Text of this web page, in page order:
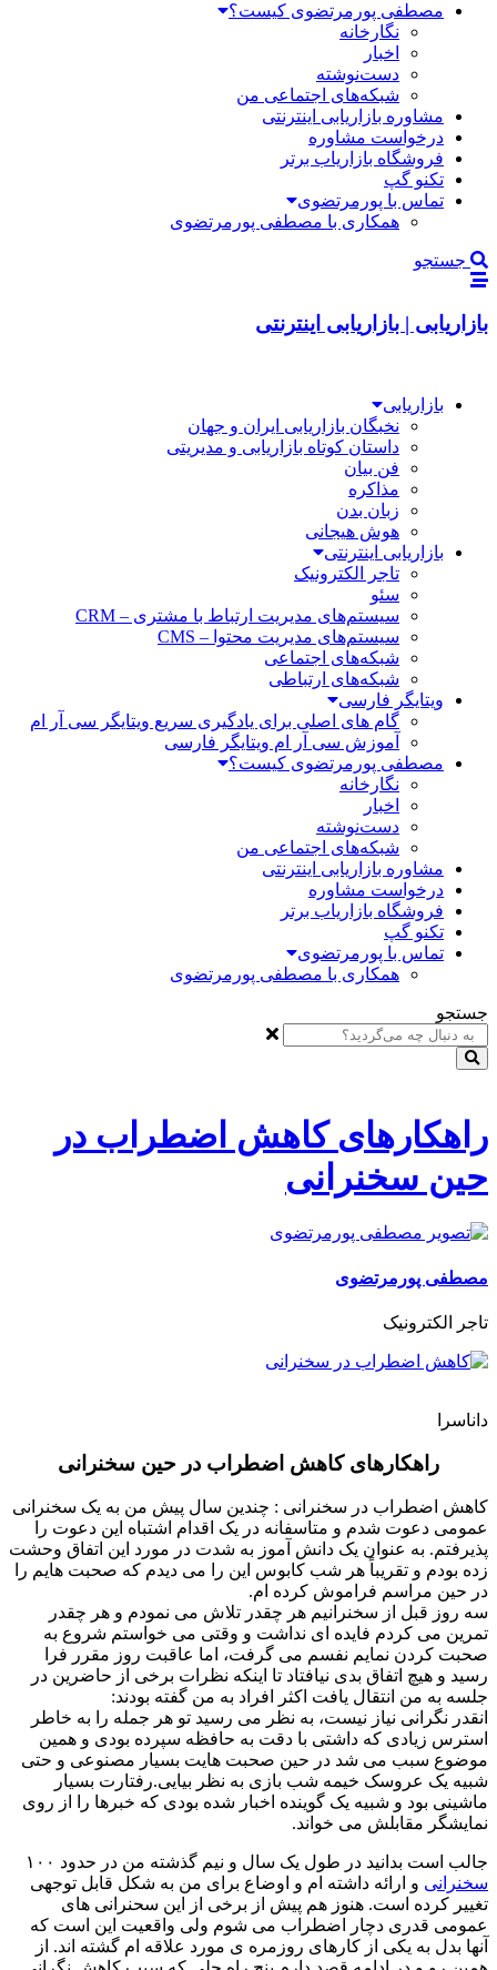
مصطفی پورمرتضوی کیست؟
نگارخانه
اخبار
دست‌نوشته
شبکه‌های اجتماعی من
مشاوره بازاریابی اینترنتی
درخواست مشاوره
فروشگاه بازاریاب برتر
تکنو گپ
تماس با پورمرتضوی
همکاری با مصطفی پورمرتضوی
جستجو
بازاریابی | بازاریابی اینترنتی
بازاریابی
نخبگان بازاریابی ایران و جهان
داستان کوتاه بازاریابی و مدیریتی
فن بیان
مذاکره
زبان بدن
هوش هیجانی
بازاریابی اینترنتی
تاجر الکترونیک
سئو
سیستم‌های مدیریت ارتباط با مشتری – CRM
سیستم‌های مدیریت محتوا – CMS
شبکه‌های اجتماعی
شبکه‌های ارتباطی
ویتایگر فارسی
گام های اصلی برای یادگیری سریع ویتایگر سی آر ام
آموزش سی آر ام ویتایگر فارسی
مصطفی پورمرتضوی کیست؟
نگارخانه
اخبار
دست‌نوشته
شبکه‌های اجتماعی من
مشاوره بازاریابی اینترنتی
درخواست مشاوره
فروشگاه بازاریاب برتر
تکنو گپ
تماس با پورمرتضوی
همکاری با مصطفی پورمرتضوی
جستجو
راهکارهای کاهش اضطراب در
حین سخنرانی
مصطفی پورمرتضوی
تاجر الکترونیک
داناسرا
راهکارهای کاهش اضطراب در حین سخنرانی
کاهش اضطراب در سخنرانی : چندین سال پیش من به یک سخنرانی
عمومی دعوت شدم و متاسفانه در یک اقدام اشتباه این دعوت را
پذیرفتم. به عنوان یک دانش آموز به شدت در مورد این اتفاق وحشت
زده بودم و تقریباً هر شب کابوس این را می دیدم که صحبت هایم را
در حین مراسم فراموش کرده ام.
سه روز قبل از سخنرانیم هر چقدر تلاش می نمودم و هر چقدر
تمرین می کردم فایده ای نداشت و وقتی می خواستم شروع به
صحبت کردن نمایم نفسم می گرفت، اما عاقبت روز مقرر فرا
رسید و هیچ اتفاق بدی نیافتاد تا اینکه نظرات برخی از حاضرین در
جلسه به من انتقال یافت اکثر افراد به من گفته بودند:
انقدر نگرانی نیاز نیست، به نظر می رسید تو هر جمله را به خاطر
استرس زیادی که داشتی با دقت به حافظه سپرده بودی و همین
موضوع سبب می شد در حین صحبت هایت بسیار مصنوعی و حتی
شبیه یک عروسک خیمه شب بازی به نظر بیایی.رفتارت بسیار
ماشینی بود و شبیه یک گوینده اخبار شده بودی که خبرها را از روی
نمایشگر مقابلش می خواند.
جالب است بدانید در طول یک سال و نیم گذشته من در حدود ۱۰۰
سخنرانی و ارائه داشته ام و اوضاع برای من به شکل قابل توجهی
تغییر کرده است. هنوز هم پیش از برخی از این سحنرانی های
عمومی قدری دچار اضطراب می شوم ولی واقعیت این است که
آنها بدل به یکی از کارهای روزمره ی مورد علاقه ام گشته اند. از